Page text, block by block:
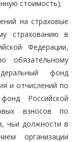
стоимость);
на страховые
страхованию в
Федерации,
обязательному
фонд
и отчислений по
Российской
взносов по
чьи должности в
организации